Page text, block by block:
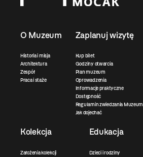
O Muzeum
Historia i misja
Architektura
Zespół
Praca i staże
Zaplanuj wizytę
Kup bilet
Godziny otwarcia
Plan muzeum
Oprowadzenia
Informacje praktyczne
Dostępność
Regulamin zwiedzania Muzeum
Jak dojechać
Kolekcja
Założenia kolekcji
Edukacja
Dzieci i rodziny